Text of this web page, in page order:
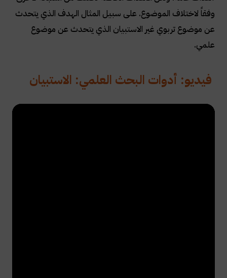
وفقاً لاختلاف الموضوع. على سبيل المثال الهدف الذي يتحدث
عن موضوع تربوي غير الاستبيان الذي يتحدث عن موضوع
علمي.
فيديو: أدوات البحث العلمي: الاستبيان